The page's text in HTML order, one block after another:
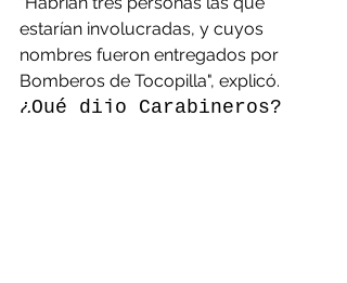
estarían involucradas, y cuyos
nombres fueron entregados por
Bomberos de Tocopilla", explicó.
¿Qué dijo Carabineros?